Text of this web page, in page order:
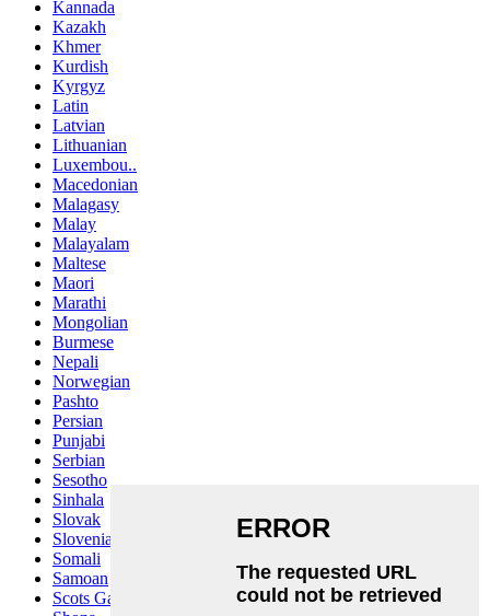
Kannada
Kazakh
Khmer
Kurdish
Kyrgyz
Latin
Latvian
Lithuanian
Luxembou..
Macedonian
Malagasy
Malay
Malayalam
Maltese
Maori
Marathi
Mongolian
Burmese
Nepali
Norwegian
Pashto
Persian
Punjabi
Serbian
Sesotho
Sinhala
Slovak
Slovenian
Somali
Samoan
Scots Gaelic